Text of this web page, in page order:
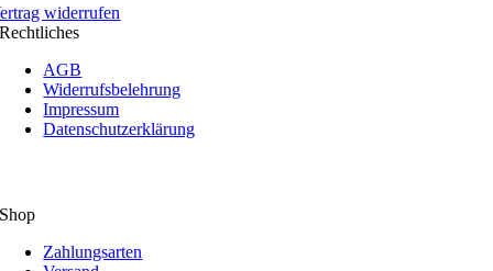
widerrufen
Rechtliches
AGB
Widerrufsbelehrung
Impressum
Datenschutzerklärung
Shop
Zahlungsarten